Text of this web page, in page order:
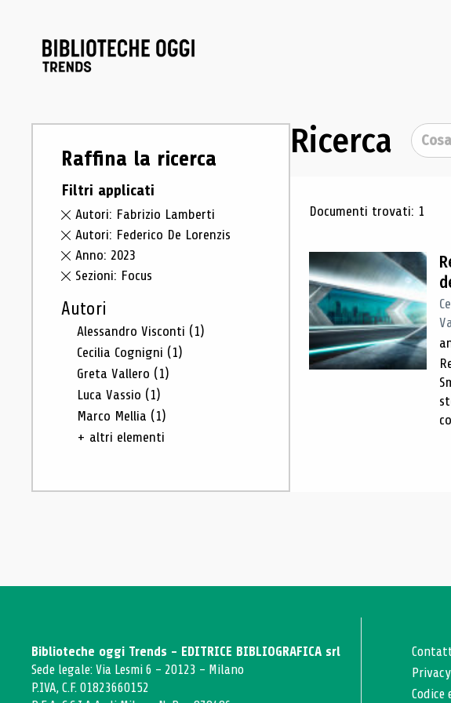
Raffina la ricerca
Filtri applicati
Autori: Fabrizio Lamberti
Autori: Federico De Lorenzis
Anno: 2023
Sezioni: Focus
Autori
Alessandro Visconti (1)
Cecilia Cognigni (1)
Greta Vallero (1)
Luca Vassio (1)
Marco Mellia (1)
+ altri elementi
Ricerca Cerca
Risultati di
Documenti trovati: 1
Biblioteche oggi Trends - EDITRICE BIBLIOGRAFICA srl
Sede legale: Via Lesmi 6 - 20123 - Milano
P.IVA, C.F. 01823660152
Codice